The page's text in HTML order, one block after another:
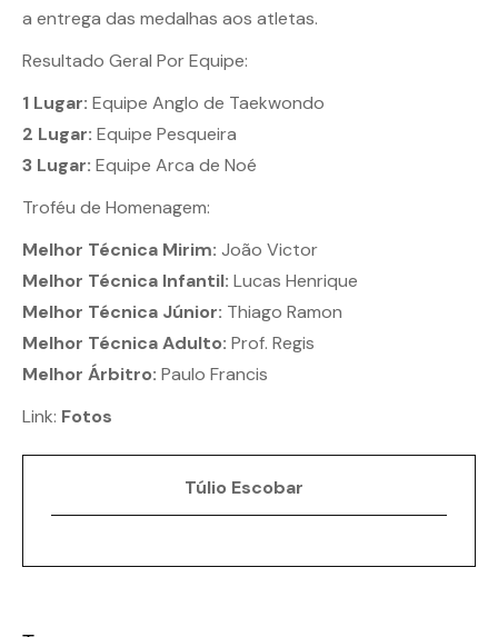
a entrega das medalhas aos atletas.
Resultado Geral Por Equipe:
1 Lugar: Equipe Anglo de Taekwondo
2 Lugar: Equipe Pesqueira
3 Lugar: Equipe Arca de Noé
Troféu de Homenagem:
Melhor Técnica Mirim: João Victor
Melhor Técnica Infantil: Lucas Henrique
Melhor Técnica Júnior: Thiago Ramon
Melhor Técnica Adulto: Prof. Regis
Melhor Árbitro: Paulo Francis
Link: Fotos
Túlio Escobar